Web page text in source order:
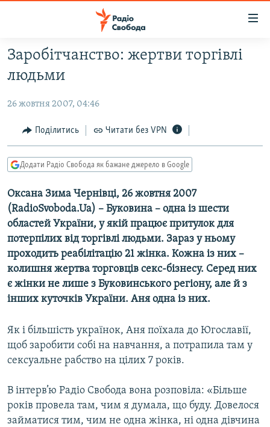
Перейти
до
основного
Перейти
основної
Перейти
пошуку
РАДІО СВОБОДА – 70 РОКІВ
ВСЕ ЗА ДОБУ
СТАТТІ
ПОЛІТИКА
СУСПІЛЬСТВО
КУЛЬТУРА
УКРАЇНА
СВІТ
ВІЙНА
ДОНБАС.РЕАЛІЇ
КРИМ.РЕАЛІЇ
ТИ ЯК?
СХЕМИ
ПРИАЗОВ’Я
КИТАЙ.ВИКЛИКИ
МУЛЬТИМЕДІА
ФОТО
СПЕЦПРОЄКТИ
ПОДКАСТИ
КРИМ РЕАЛІЇ
РУС
Заробітчанство: жертви торгівлі
людьми
26 жовтня 2007, 04:46
Поділитись Читати без VPN
Додати Радіо Свобода як бажане джерело в Google
Оксана Зима Чернівці, 26 жовтня 2007
(RadioSvoboda.Ua) – Буковина – одна із шести
областей України, у якій працює притулок для
потерпілих від торгівлі людьми. Зараз у ньому
проходить реабілітацію 21 жінка. Кожна із них –
колишня жертва торговців секс-бізнесу. Серед них
є жінки не лише з Буковинського регіону, але й з
інших куточків України. Аня одна із них.
Як і більшість українок, Аня поїхала до Югославії,
щоб заробити собі на навчання, а потрапила там у
сексуальне рабство на цілих 7 років.
В інтерв’ю Радіо Свобода вона розповіла: «Більше
років провела там, чим я думала, що буду. Довелося
займатися тим, чим не одна жінка, ні одна дівчина